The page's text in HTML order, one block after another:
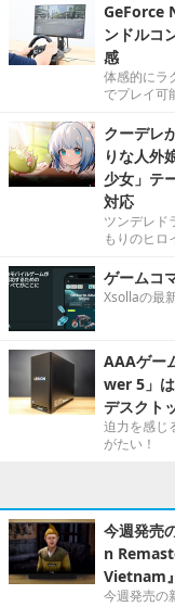
GeForce
ンドルコ
感
体感的にラ
でプレイ可
クーデレ
りな人外
少女」テ
対応
ツンデレド
もりのヒロ
ゲームコ
Xsollaの最
AAAゲー
wer 5」
デスクト
迫力を感じ
がたい！
今週発売
n
Vietnam
今週発売の